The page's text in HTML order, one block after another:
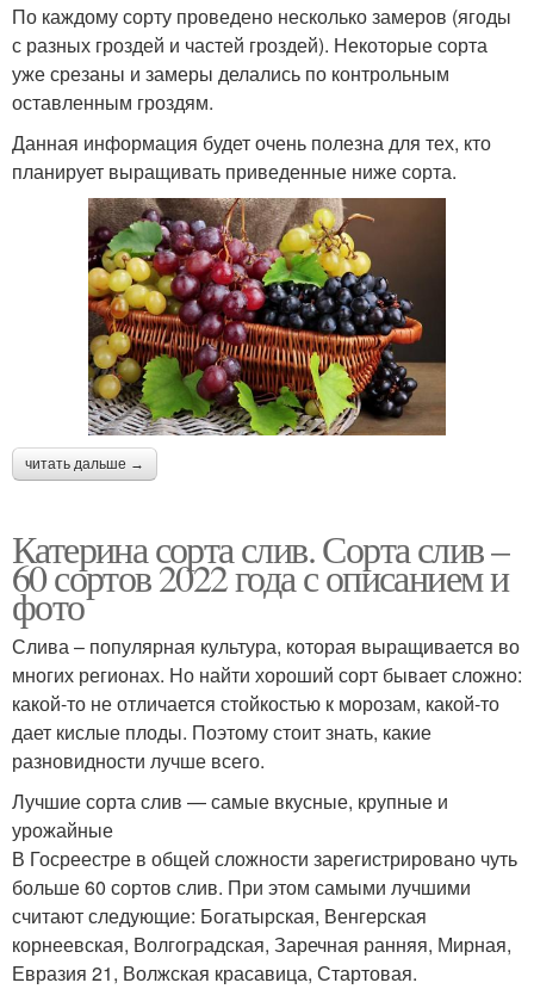
По каждому сорту проведено несколько замеров (ягоды
с разных гроздей и частей гроздей). Некоторые сорта
уже срезаны и замеры делались по контрольным
оставленным гроздям.
Данная информация будет очень полезна для тех, кто
планирует выращивать приведенные ниже сорта.
читать дальше →
Катерина сорта слив. Сорта слив –
60 сортов 2022 года с описанием и
фото
Слива – популярная культура, которая выращивается во
многих регионах. Но найти хороший сорт бывает сложно:
какой-то не отличается стойкостью к морозам, какой-то
дает кислые плоды. Поэтому стоит знать, какие
разновидности лучше всего.
Лучшие сорта слив — самые вкусные, крупные и
урожайные
В Госреестре в общей сложности зарегистрировано чуть
больше 60 сортов слив. При этом самыми лучшими
считают следующие: Богатырская, Венгерская
корнеевская, Волгоградская, Заречная ранняя, Мирная,
Евразия 21, Волжская красавица, Стартовая.